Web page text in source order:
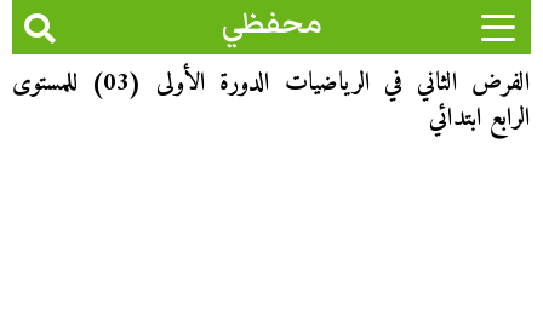
محفظي
الفرض الثاني في الرياضيات الدورة الأولى (03) للمستوى
الرابع ابتدائي